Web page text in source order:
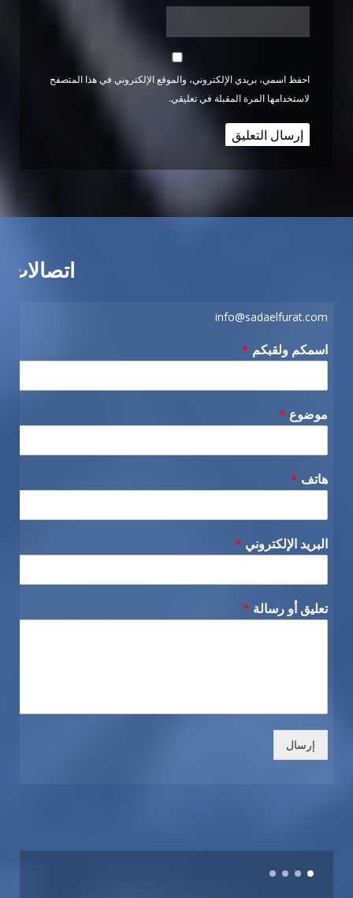
احفظ اسمي، بريدي الإلكتروني، والموقع الإلكتروني في هذا المتصفح
لاستخدامها المرة المقبلة في تعليقي.
اتصالات
info@sadaelfurat.com
اسمكم ولقبكم *
موضوع *
هاتف *
البريد الإلكتروني *
تعليق أو رسالة *
إرسال